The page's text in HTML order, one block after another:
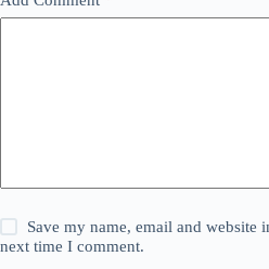
Save my name, email and website
next time I comment.